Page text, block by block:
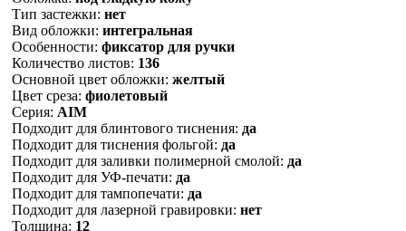
Тип застежки: нет
Вид обложки: интегральная
Особенности: фиксатор для ручки
Количество листов: 136
Основной цвет обложки: желтый
Цвет среза: фиолетовый
Серия: AIM
Подходит для блинтового тиснения: да
Подходит для тиснения фольгой: да
Подходит для заливки полимерной смолой: да
Подходит для УФ-печати: да
Подходит для тампопечати: да
Подходит для лазерной гравировки: нет
Толщина: 12